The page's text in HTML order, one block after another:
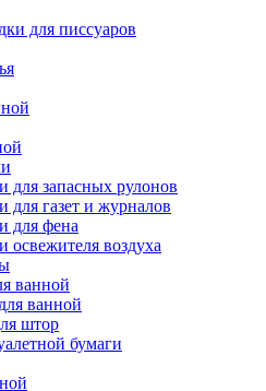
для писсуаров
для запасных рулонов
для газет и журналов
для фена
освежителя воздуха
ванной
ванной
штор
бумаги